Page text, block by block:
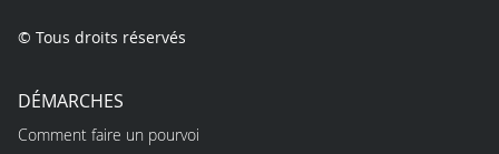
© Tous droits réservés
DÉMARCHES
Comment faire un pourvoi